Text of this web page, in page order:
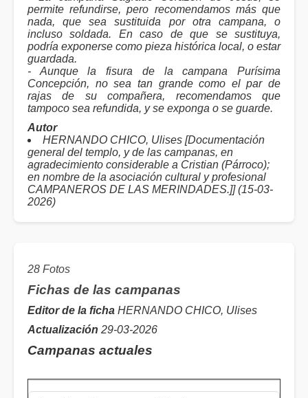
permite refundirse, pero recomendamos más que
nada, que sea sustituida por otra campana, o
incluso soldada. En caso de que se sustituya,
podría exponerse como pieza histórica local, o estar
guardada.
- Aunque la fisura de la campana Purísima
Concepción, no sea tan grande como el par de
rajas de su compañera, recomendamos que
tampoco sea refundida, y se exponga o se guarde.
Autor
HERNANDO CHICO, Ulises [Documentación
general del templo, y de las campanas, en
agradecimiento considerable a Cristian (Párroco);
en nombre de la asociación cultural y profesional
CAMPANEROS DE LAS MERINDADES.]] (15-03-
2026)
28 Fotos
Fichas de las campanas
Editor de la ficha HERNANDO CHICO, Ulises
Actualización 29-03-2026
Campanas actuales